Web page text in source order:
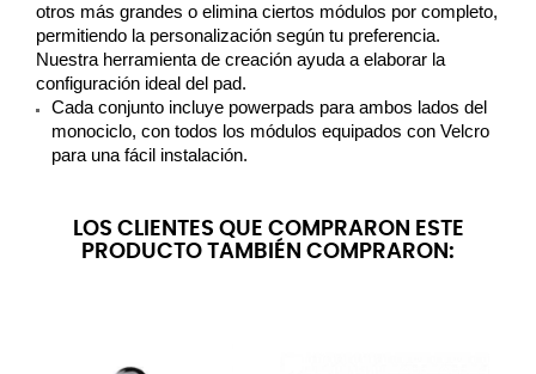
otros más grandes o elimina ciertos módulos por completo,
permitiendo la personalización según tu preferencia.
Nuestra herramienta de creación ayuda a elaborar la
configuración ideal del pad.
Cada conjunto incluye powerpads para ambos lados del
monociclo, con todos los módulos equipados con Velcro
para una fácil instalación.
LOS CLIENTES QUE COMPRARON ESTE
PRODUCTO TAMBIÉN COMPRARON: